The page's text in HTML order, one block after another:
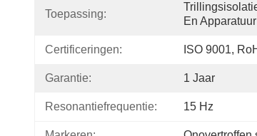
Toepassing:
En Apparatuur
Certificeringen: ISO 9001,
Garantie: 1 Jaar
Resonantiefrequentie: 15 Hz